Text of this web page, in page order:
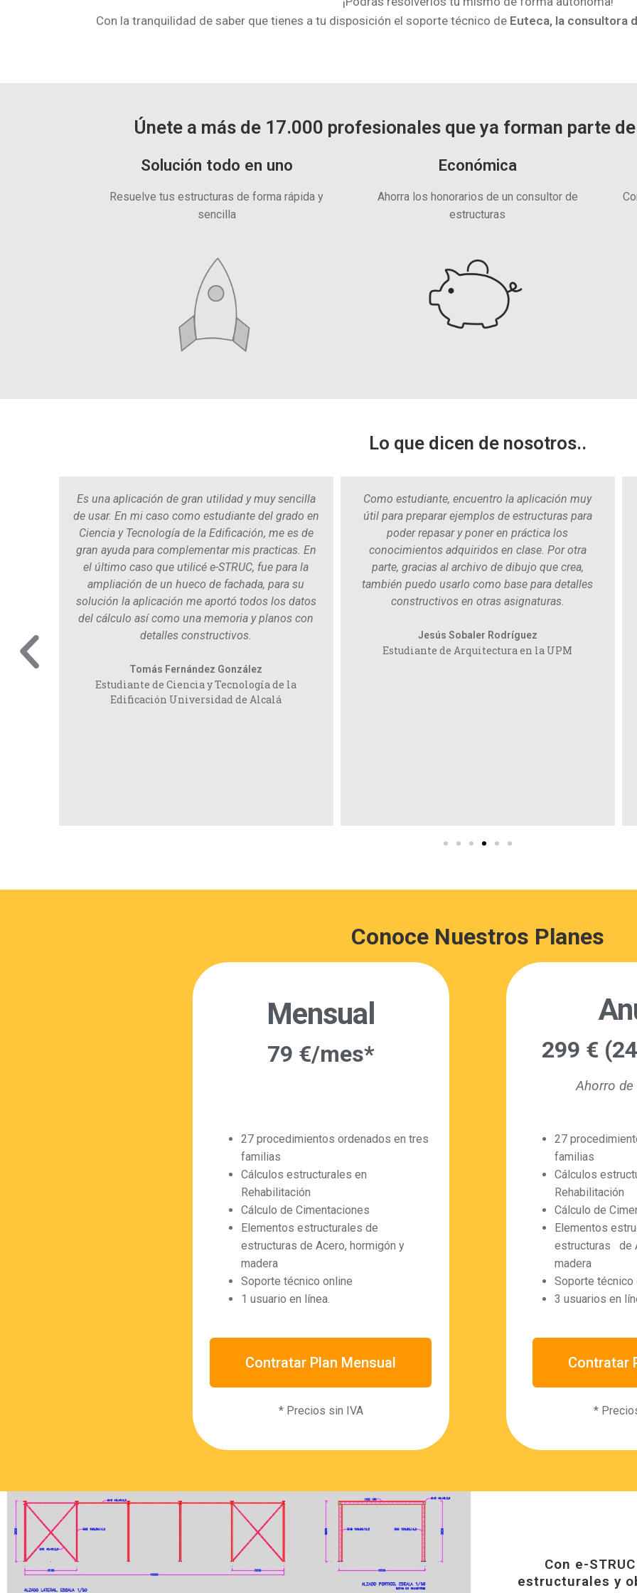
Con la tranquilidad de saber que tienes a tu disposición el soporte técnico de Euteca, la consultora
Únete a más de 17.000 profesionales que ya forman parte
Solución todo en uno
Resuelve tus estructuras de forma rápida y
sencilla
Económica
Ahorra los honorarios de un consultor de
estructuras
Lo que dicen de nosotros..
y por
Es una aplicación de gran utilidad y muy sencilla
de usar. En mi caso como estudiante del grado en
Ciencia y Tecnología de la Edificación, me es de
gran ayuda para complementar mis practicas. En
el último caso que utilicé e-STRUC, fue para la
ampliación de un hueco de fachada, para su
solución la aplicación me aportó todos los datos
del cálculo así como una memoria y planos con
detalles constructivos.
Tomás Fernández González
Estudiante de Ciencia y Tecnología de la
Edificación Universidad de Alcalá
Como estudiante, encuentro la aplicación muy
útil para preparar ejemplos de estructuras para
poder repasar y poner en práctica los
conocimientos adquiridos en clase. Por otra
parte, gracias al archivo de dibujo que crea,
también puedo usarlo como base para detalles
constructivos en otras asignaturas.
Jesús Sobaler Rodríguez
Estudiante de Arquitectura en la UPM
Conoce Nuestros Planes
Mensual
79 €/mes*
27 procedimientos ordenados en tres
familias
Cálculos estructurales en
Rehabilitación
Cálculo de Cimentaciones
Elementos estructurales de
estructuras de Acero, hormigón y
madera
Soporte técnico online
1 usuario en línea.
Contratar Plan Mensual
* Precios sin IVA
299 €
Ahorro
27
familias
Cálculos
Rehabilitación
Cálculo de
Elementos
estructuras de
madera
Soporte técnico
3 usuarios en
Contratar
*
Con e-
estructurales y